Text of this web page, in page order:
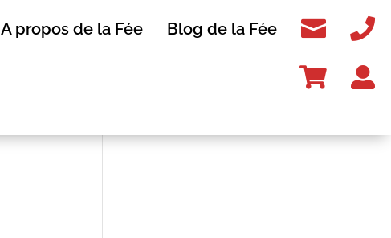
A propos de la Fée Blog de la Fée  
 